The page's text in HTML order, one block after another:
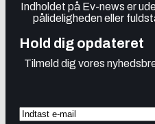
Indholdet på Ev-news er
pålideligheden eller
Hold dig opdateret
Tilmeld dig vores